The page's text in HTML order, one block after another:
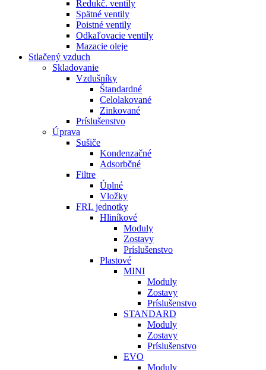
Redukč. ventily
Spätné ventily
Poistné ventily
Odkaľovacie ventily
Mazacie oleje
Stlačený vzduch
Skladovanie
Vzdušníky
Štandardné
Celolakované
Zinkované
Príslušenstvo
Úprava
Sušiče
Kondenzačné
Adsorbčné
Filtre
Úplné
Vložky
FRL jednotky
Hliníkové
Moduly
Zostavy
Príslušenstvo
Plastové
MINI
Moduly
Zostavy
Príslušenstvo
STANDARD
Moduly
Zostavy
Príslušenstvo
EVO
Moduly